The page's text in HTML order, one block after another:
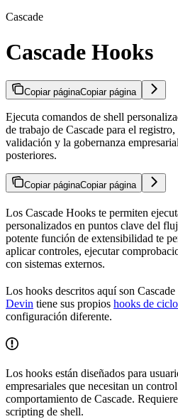
Cascade
Cascade Hooks
Copiar páginaCopiar página
Ejecuta comandos de shell
de trabajo de Cascade para el
validación y la gobernanza
posteriores.
Copiar páginaCopiar página
Los Cascade Hooks te permiten
personalizados en puntos clave del
potente función de extensibilidad te
aplicar controles, ejecutar
con sistemas externos.
Los hooks descritos aquí son
Devin tiene sus propios hooks de
configuración diferente.
Los hooks están diseñados para
empresariales que necesitan un
comportamiento de Cascade.
scripting de shell.